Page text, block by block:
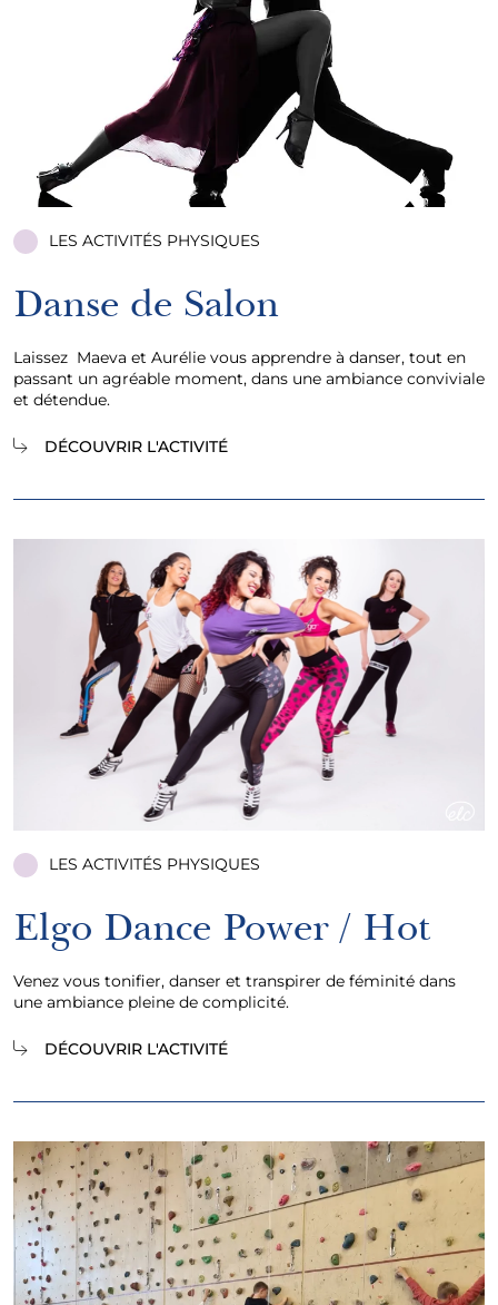
LES ACTIVITÉS PHYSIQUES
Danse de Salon
Laissez Maeva et Aurélie vous apprendre à danser, tout en
passant un agréable moment, dans une ambiance conviviale
et détendue.
DÉCOUVRIR L'ACTIVITÉ
LES ACTIVITÉS PHYSIQUES
Elgo Dance Power / Hot
Venez vous tonifier, danser et transpirer de féminité dans
une ambiance pleine de complicité.
DÉCOUVRIR L'ACTIVITÉ